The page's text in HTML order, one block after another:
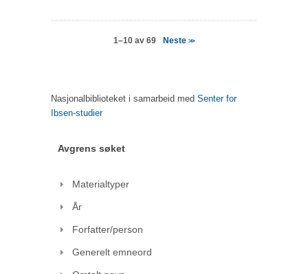
1–10 av 69 Neste>>
Nasjonalbiblioteket i samarbeid med Senter for
Ibsen-studier
Avgrens søket
Materialtyper
År
Forfatter/person
Generelt emneord